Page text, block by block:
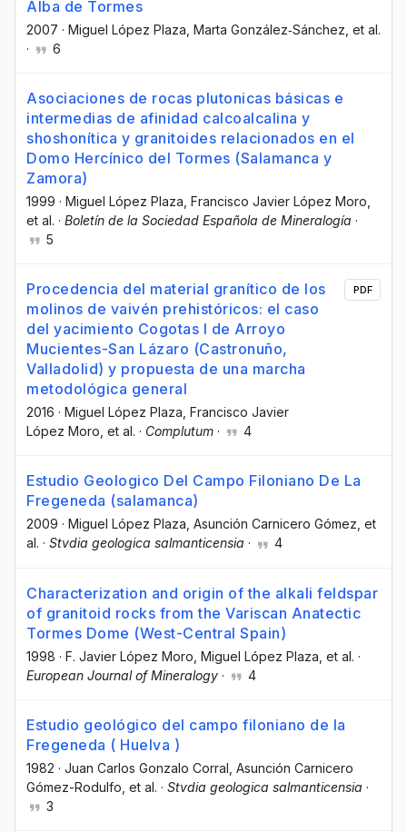
Alba de Tormes
2007 · Miguel López Plaza , Marta González‐Sánchez , et al.
·
6
Asociaciones de rocas plutonicas básicas e
intermedias de afinidad calcoalcalina y
shoshonítica y granitoides relacionados en el
Domo Hercínico del Tormes (Salamanca y
Zamora)
1999 · Miguel López Plaza , Francisco Javier López Moro
et al. · Boletín de la Sociedad Española de Mineralogía ·
5
Procedencia del material granítico de los
molinos de vaivén prehistóricos: el caso
del yacimiento Cogotas I de Arroyo
Mucientes-San Lázaro (Castronuño,
Valladolid) y propuesta de una marcha
metodológica general
2016 · Miguel López Plaza , Francisco Javier
López Moro , et al. · Complutum · 4
PDF
Estudio Geologico Del Campo Filoniano De La
Fregeneda (salamanca)
2009 · Miguel López Plaza, Asunción Carnicero Gómez, et
al. · Stvdia geologica salmanticensia · 4
Characterization and origin of the alkali feldspar
of granitoid rocks from the Variscan Anatectic
Tormes Dome (West-Central Spain)
1998 · F. Javier López Moro , Miguel López Plaza , et al. ·
European Journal of Mineralogy · 4
Estudio geológico del campo filoniano de la
Fregeneda ( Huelva )
1982 · Juan Carlos Gonzalo Corral , Asunción Carnicero
Gómez-Rodulfo , et al. · Stvdia geologica salmanticensia ·
3